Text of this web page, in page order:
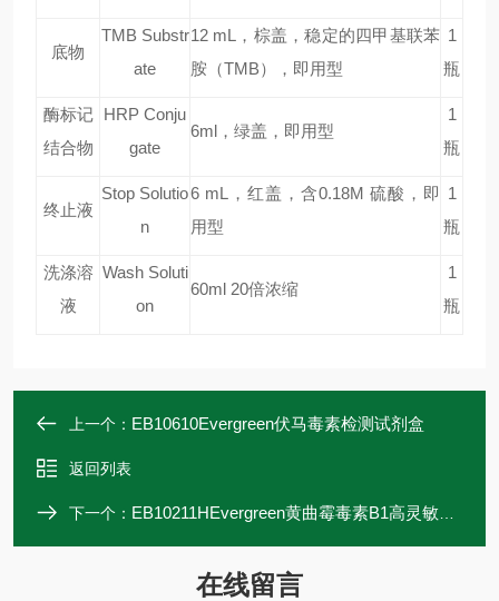
底物
TMB Substr
ate
12 mL
，棕盖，稳定的四甲基联苯
胺（TMB），即用型
1
瓶
酶标记
结合物
HRP Conju
gate
6ml ，绿盖，即用型
1
瓶
终止液
Stop Solutio
n
6 mL
，红盖，含0.18M 硫酸，即
用型
1
瓶
洗涤溶
液
Wash Soluti
on
60ml 20倍浓缩
1
瓶
上一个： EB10610Evergreen伏马毒素检测试剂盒
返回列表
下一个： EB10211HEvergreen黄曲霉毒素B1高灵敏试剂盒-乳
在线留言